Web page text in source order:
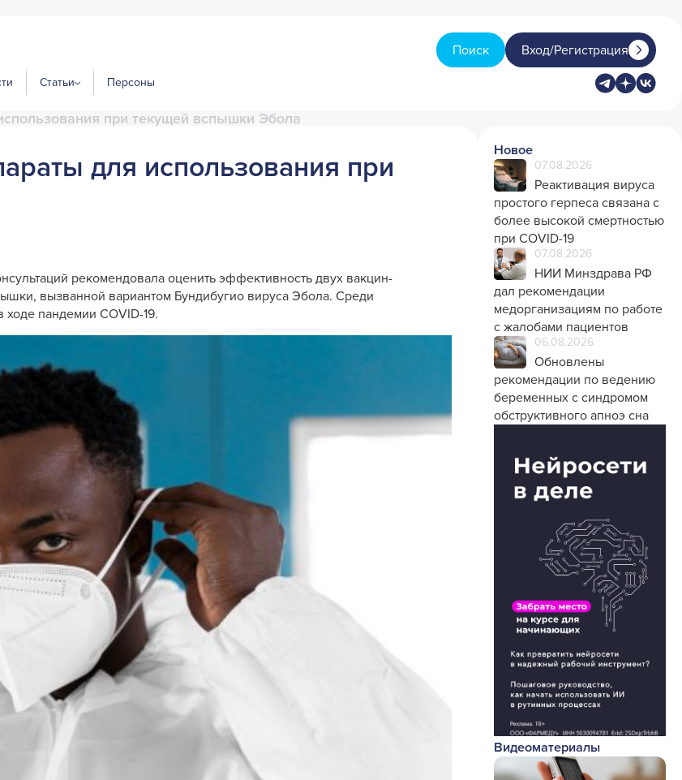
Поиск Вход/Регистрация
Статьи Персоны
при текущей вспышки Эбола
для использования при
рекомендовала оценить эффективность двух вакцин-
вызванной вариантом Бундибугио вируса Эбола. Среди
пандемии COVID-19.
Новое
07.08.2026
Реактивация вируса
простого герпеса связана с
более высокой смертностью
при COVID-19
07.08.2026
НИИ Минздрава РФ
дал рекомендации
медорганизациям по работе
с жалобами пациентов
06.08.2026
Обновлены
рекомендации по ведению
беременных с синдромом
обструктивного апноэ сна
Видеоматериалы